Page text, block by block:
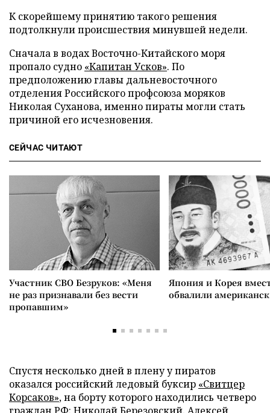
К скорейшему принятию такого решения
подтолкнули происшествия минувшей недели.
Сначала в водах Восточно-Китайского моря
пропало судно «Капитан Усков». По
предположению главы дальневосточного
отделения Российского профсоюза моряков
Николая Суханова, именно пираты могли стать
причиной его исчезновения.
СЕЙЧАС ЧИТАЮТ
Участник СВО Безруков: «Меня
не раз признавали без вести
пропавшим»
Япония и Корея
обвалили
Спустя несколько дней в плену у пиратов
оказался российский ледовый буксир «Свитцер
Корсаков», на борту которого находились четверо